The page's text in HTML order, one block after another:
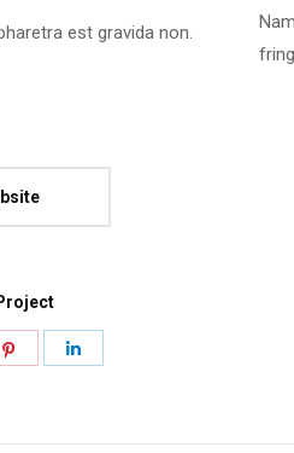
est gravida non.